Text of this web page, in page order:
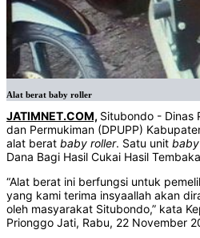
Alat berat baby roller
JATIMNET.COM, Situbondo - Dinas
dan Permukiman (DPUPP)
alat berat baby roller. Satu unit
Dana Bagi Hasil Cukai Hasil
“Alat berat ini berfungsi untuk
yang kami terima insyaallah akan
oleh masyarakat Situbondo,” kata
Prionggo Jati, Rabu, 22 November